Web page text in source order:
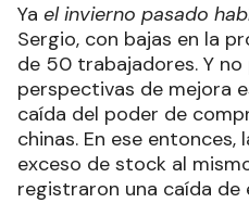
Ya el invierno pasado
Sergio, con bajas en la
de 50 trabajadores. Y
perspectivas de mejora
caída del poder de
chinas. En ese entonces,
exceso de stock al
registraron una caída de